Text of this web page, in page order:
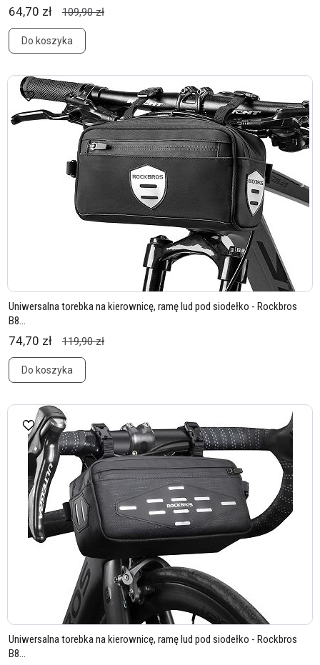
64,70 zł 109,90 zł
Do koszyka
Uniwersalna torebka na kierownicę, ramę lud pod siodełko - Rockbros
B8...
74,70 zł 119,90 zł
Do koszyka
Uniwersalna torebka na kierownicę, ramę lud pod siodełko - Rockbros
B8...